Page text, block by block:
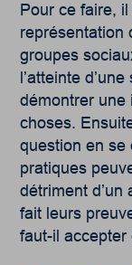
Pour ce faire,
représentation
groupes
l’atteinte
démontrer une
choses.
question en se
pratiques
détriment
fait leurs
faut-il accepter